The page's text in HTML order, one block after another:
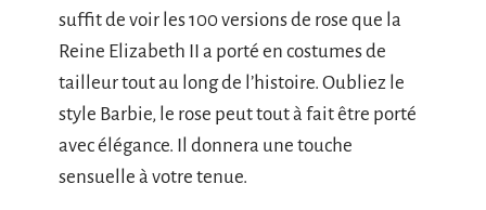
suffit de voir les 100 versions de rose que la
Reine Elizabeth II a porté en costumes de
tailleur tout au long de l’histoire. Oubliez le
style Barbie, le rose peut tout à fait être porté
avec élégance. Il donnera une touche
sensuelle à votre tenue.